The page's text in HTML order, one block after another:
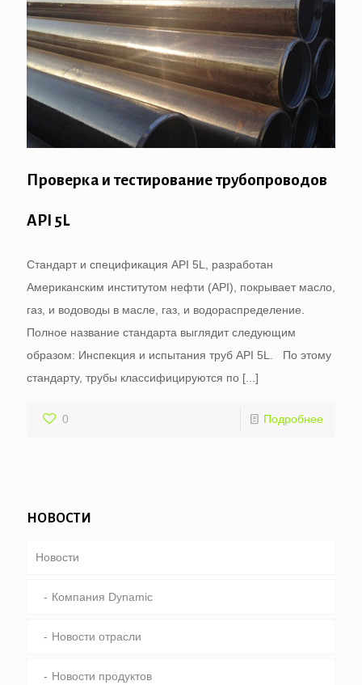
Проверка и тестирование трубопроводов
API 5L
Стандарт и спецификация API 5L, разработан
Американским институтом нефти (API), покрывает масло,
газ, и водоводы в масле, газ, и водораспределение.
Полное название стандарта выглядит следующим
образом: Инспекция и испытания труб API 5L. По этому
стандарту, трубы классифицируются по [...]
0 Подробнее
НОВОСТИ
Новости
Компания Dynamic
Новости отрасли
Новости продуктов